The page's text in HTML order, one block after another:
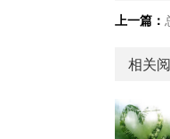
上一篇：
相关